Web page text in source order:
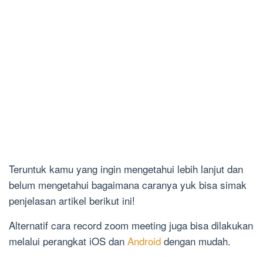
Teruntuk kamu yang ingin mengetahui lebih lanjut dan
belum mengetahui bagaimana caranya yuk bisa simak
penjelasan artikel berikut ini!
Alternatif cara record zoom meeting juga bisa dilakukan
melalui perangkat iOS dan Android dengan mudah.